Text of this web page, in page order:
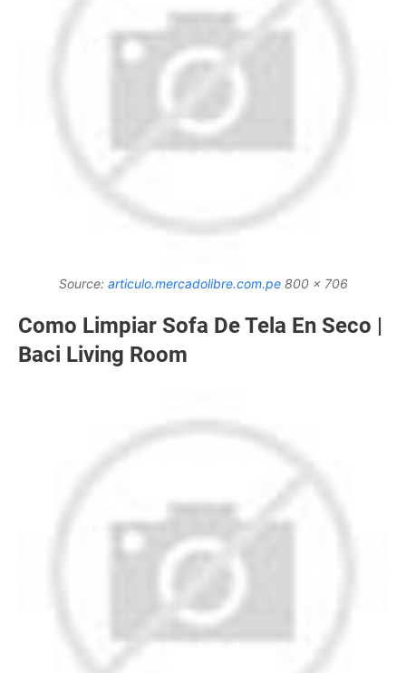
Source: articulo.mercadolibre.com.pe800 x 706
Como Limpiar Sofa De Tela En Seco |
Baci Living Room